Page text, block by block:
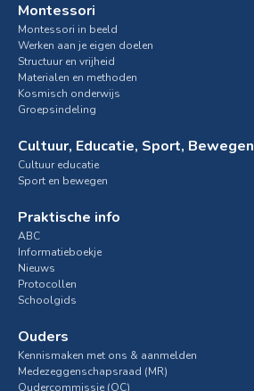
Montessori
Montessori in beeld
Werken aan je eigen doelen
Structuur en vrijheid
Materialen en methoden
Kosmisch onderwijs
Groepsindeling
Cultuur, Educatie, Sport, Bewegen
Cultuur educatie
Sport en bewegen
Praktische info
ABC
Informatieboekje
Nieuws
Protocollen
Schoolgids
Ouders
Kennismaken met ons & aanmelden
Medezeggenschapsraad (MR)
Oudercommissie (OC)